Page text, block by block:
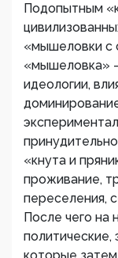
Подопытным
«мышеловки с
«мышеловка»
идеологии,
«кнута и
проживание,
переселения,
После чего на
политические,